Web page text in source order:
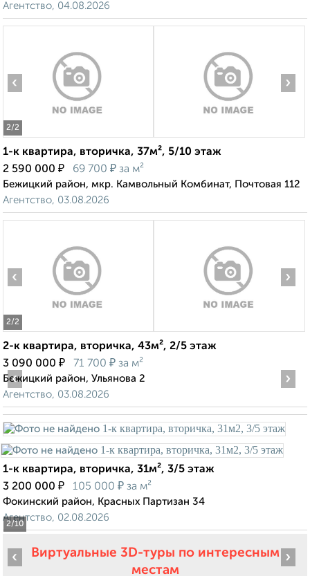
Агентство, 04.08.2026
2/2
‹ ›
1-к квартира, вторичка, 37м², 5/10 этаж
2 590 000 ₽ 69 700 ₽ за м²
Бежицкий район, мкр. Камвольный Комбинат, Почтовая 112
Агентство, 03.08.2026
2/2
‹ ›
2-к квартира, вторичка, 43м², 2/5 этаж
3 090 000 ₽ 71 700 ₽ за м²
Бежицкий район, Ульянова 2
Агентство, 03.08.2026
2/10
‹ ›
1-к квартира, вторичка, 31м², 3/5 этаж
3 200 000 ₽ 105 000 ₽ за м²
Фокинский район, Красных Партизан 34
Агентство, 02.08.2026
Виртуальные 3D-туры по интересным
местам
‹ ›